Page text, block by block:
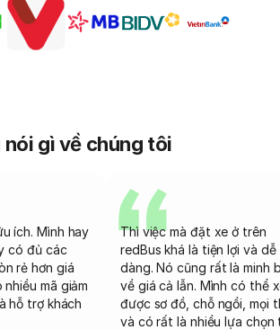
nói gì về chúng tôi
ích. Mình hay
có đủ các
rẻ hơn giá
mã giảm
hỗ trợ khách
Thì việc mà đặt xe ở trên
redBus khá là tiện lợi và dễ
dàng. Nó cũng rất là minh
về giá cả lẫn. Mình có thể
được sơ đồ, chỗ ngồi, mọi
và có rất là nhiều lựa chọn